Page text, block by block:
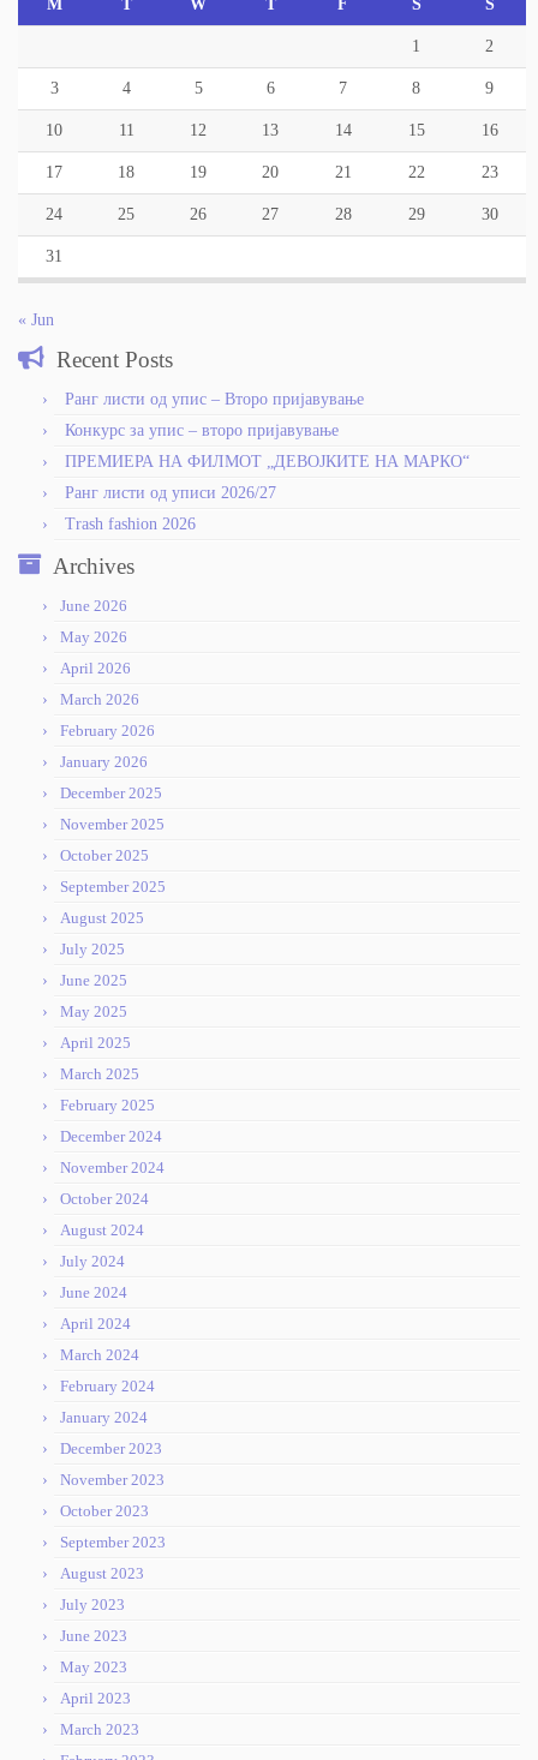
M T W T F S S
1 2
3 4 5 6 7 8 9
10 11 12 13 14 15 16
17 18 19 20 21 22 23
24 25 26 27 28 29 30
31
« Jun
Recent Posts
Ранг листи од упис – Второ пријавување
Конкурс за упис – второ пријавување
ПРЕМИЕРА НА ФИЛМОТ „ДЕВОЈКИТЕ НА МАРКО“
Ранг листи од уписи 2026/27
Trash fashion 2026
Archives
June 2026
May 2026
April 2026
March 2026
February 2026
January 2026
December 2025
November 2025
October 2025
September 2025
August 2025
July 2025
June 2025
May 2025
April 2025
March 2025
February 2025
December 2024
November 2024
October 2024
August 2024
July 2024
June 2024
April 2024
March 2024
February 2024
January 2024
December 2023
November 2023
October 2023
September 2023
August 2023
July 2023
June 2023
May 2023
April 2023
March 2023